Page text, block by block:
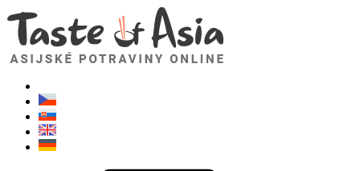
TasteOfAsia.cz
Neváhejte se zeptat. Jsem tady pro vás!